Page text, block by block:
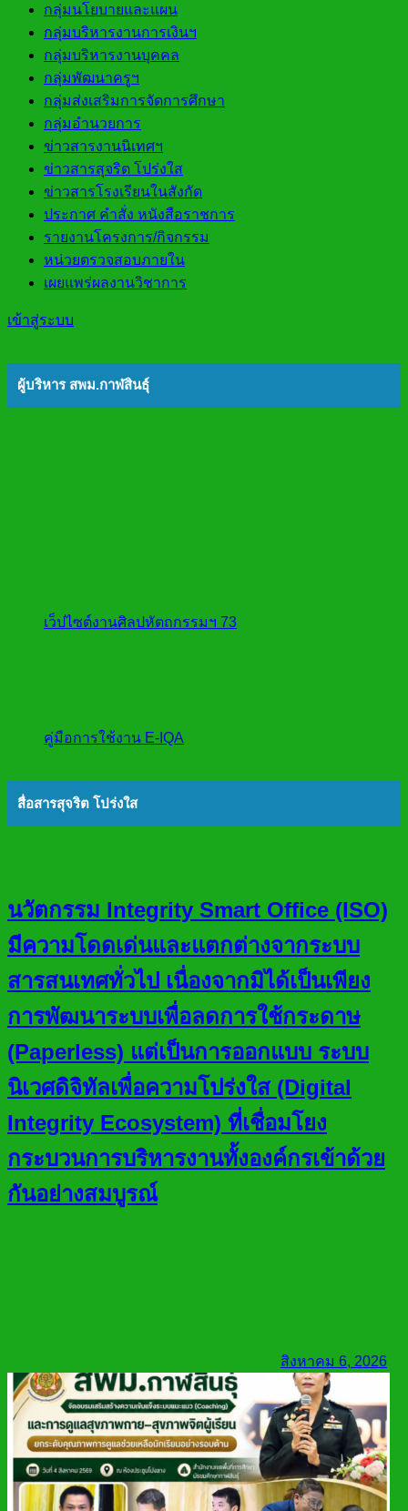
กลุ่มนโยบายและแผน
กลุ่มบริหารงานการเงินฯ
กลุ่มบริหารงานบุคคล
กลุ่มพัฒนาครูฯ
กลุ่มส่งเสริมการจัดการศึกษา
กลุ่มอำนวยการ
ข่าวสารงานนิเทศฯ
ข่าวสารสุจริต โปร่งใส
ข่าวสารโรงเรียนในสังกัด
ประกาศ คำสั่ง หนังสือราชการ
รายงานโครงการ/กิจกรรม
หน่วยตรวจสอบภายใน
เผยแพร่ผลงานวิชาการ
เข้าสู่ระบบ
ผู้บริหาร สพม.กาฬสินธุ์
เว็ปไซต์งานศิลปหัตถกรรมฯ 73
คู่มือการใช้งาน E-IQA
สื่อสารสุจริต โปร่งใส
นวัตกรรม Integrity Smart Office (ISO)
มีความโดดเด่นและแตกต่างจากระบบ
สารสนเทศทั่วไป เนื่องจากมิได้เป็นเพียง
การพัฒนาระบบเพื่อลดการใช้กระดาษ
(Paperless) แต่เป็นการออกแบบ ระบบ
นิเวศดิจิทัลเพื่อความโปร่งใส (Digital
Integrity Ecosystem) ที่เชื่อมโยง
กระบวนการบริหารงานทั้งองค์กรเข้าด้วย
กันอย่างสมบูรณ์
สิงหาคม 6, 2026